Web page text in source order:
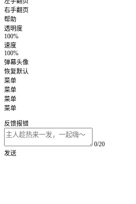
右手翻页
帮助
透明度
100%
速度
100%
弹幕头像
恢复默认
菜单
菜单
菜单
菜单
反馈报错
0/20
发送